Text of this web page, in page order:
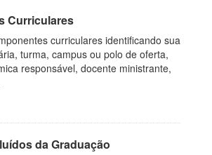
Curriculares
curriculares identificando sua
turma, campus ou polo de oferta,
responsável, docente ministrante,
da Graduação